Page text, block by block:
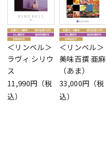
＜リンベル＞
ラヴィ シリウ
ス
11,990円（税
込）
＜リンベル＞
美味百撰 亜麻
（あま）
33,000円（税
込）